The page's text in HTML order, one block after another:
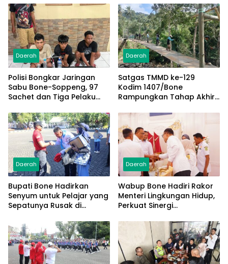
Daerah
Polisi Bongkar Jaringan
Sabu Bone-Soppeng, 97
Sachet dan Tiga Pelaku
Daerah
Satgas TMMD ke-129
Kodim 1407/Bone
Rampungkan Tahap Akhir
Pattuku, Jaring Pengaman
Mulai Terpasang
Daerah
Bupati Bone Hadirkan
Senyum untuk Pelajar yang
Sepatunya Rusak di
Kemerdekaan
Daerah
Wabup Bone Hadiri Rakor
Menteri Lingkungan Hidup,
Perkuat Sinergi
Modern